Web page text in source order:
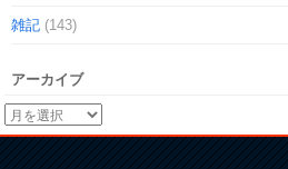
雑記 (143)
アーカイブ